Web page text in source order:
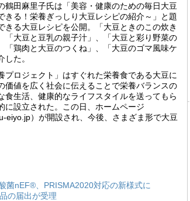
鶴田麻里子氏は「美容・健康のための毎日大豆
きる！栄養ぎっしり大豆レシピの紹介～」と題
きる大豆レシピを公開。「大豆ときのこの炊き
「大豆と豆乳の親子汁」、「大豆と彩り野菜の
「鶏肉と大豆のつくね」、「大豆のゴマ風味ケ
した。
プロジェクト」はすぐれた栄養食である大豆に
価値を広く社会に伝えることで栄養バランスの
食生活、健康的なライフスタイルを送ってもら
に設立された。この日、ホームページ
eiyo.jp）が開設され、今後、さまざま形で大豆
菌nEF®、PRISMA2020対応の新様式に
の届出が受理